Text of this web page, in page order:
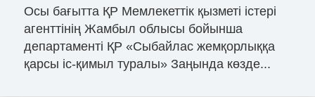
Осы бағытта ҚР Мемлекеттік қызметі істері
агенттінің Жамбыл облысы бойынша
департаменті ҚР «Сыбайлас жемқорлыққа
қарсы іс-қимыл туралы» Заңында көзде...